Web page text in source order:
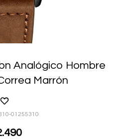
Analógico Hombre
Marrón
01255310